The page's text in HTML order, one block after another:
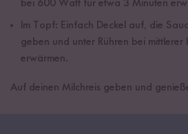
bei 600 Watt für etwa 3 Minuten
Im Topf: Einfach Deckel auf, die
geben und unter Rühren bei
erwärmen.
Auf deinen Milchreis geben und